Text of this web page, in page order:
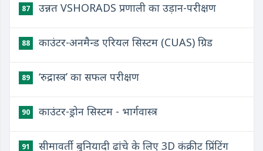
87 उन्नत VSHORADS प्रणाली का उड़ान-परीक्षण
88 काउंटर-अनमैन्ड एरियल सिस्टम (CUAS) ग्रिड
89 ‘रुद्रास्त्र’ का सफल परीक्षण
90 काउंटर-ड्रोन सिस्टम - भार्गवास्त्र
91 सीमावर्ती बुनियादी ढांचे के लिए 3D कंक्रीट प्रिंटिंग